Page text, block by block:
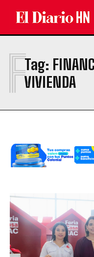
Tag:
VIVIENDA
F